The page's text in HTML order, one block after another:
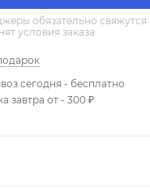
обязательно свяжутся
условия заказа
сегодня - бесплатно
завтра от - 300 ₽